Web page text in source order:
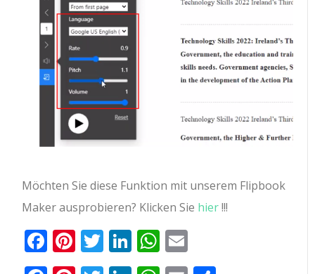
Möchten Sie diese Funktion mit unserem Flipbook
Maker ausprobieren? Klicken Sie hier!!!
Facebook
Pinterest
Twitter
LinkedIn
Whatsapp